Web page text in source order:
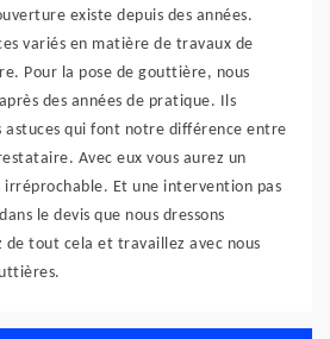
existe depuis des années.
variés en matière de travaux de
Pour la pose de gouttière, nous
des années de pratique. Ils
astuces qui font notre différence entre
Avec eux vous aurez un
Et une intervention pas
le devis que nous dressons
tout cela et travaillez avec nous